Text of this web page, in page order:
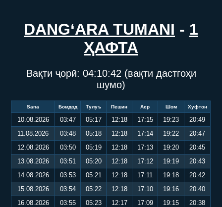
DANG‘ARA TUMANI - 1
ҲАФТА
Вақти ҷорӣ: 04:10:42 (вақти дастгоҳи
шумо)
Sana Бомдод Тулуъ Пешин Аср Шом Хуфтон
10.08.2026 03:47 05:17 12:18 17:15 19:23
20:49
11.08.2026
03:48 05:18 12:18 17:14 19:22
20:47
12.08.2026
03:50 05:19 12:18 17:13 19:20
20:45
13.08.2026
03:51 05:20 12:18 17:12 19:19
20:43
14.08.2026
03:53 05:21 12:18 17:11 19:18
20:42
15.08.2026
03:54 05:22 12:18 17:10 19:16
20:40
16.08.2026
03:55 05:23 12:17 17:09 19:15
20:38